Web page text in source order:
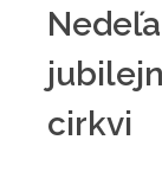
cirkvi